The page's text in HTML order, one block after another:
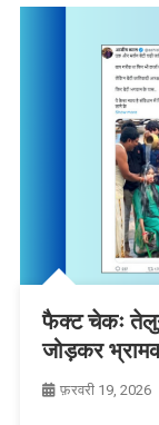
फैक्ट चेकः
जोड़कर
फ़रवरी 19, 2026